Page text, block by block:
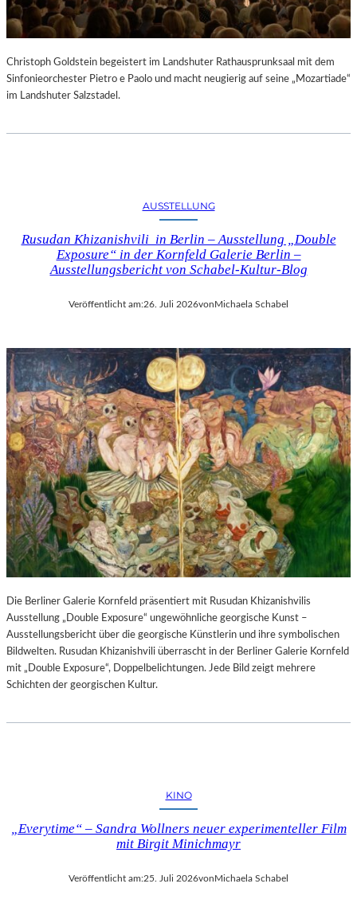
Christoph Goldstein begeistert im Landshuter Rathausprunksaal mit dem
Sinfonieorchester Pietro e Paolo und macht neugierig auf seine „Mozartiade“
im Landshuter Salzstadel.
AUSSTELLUNG
Rusudan Khizanishvili in Berlin – Ausstellung „Double
Exposure“ in der Kornfeld Galerie Berlin –
Ausstellungsbericht von Schabel-Kultur-Blog
Veröffentlicht am:26. Juli 2026von Michaela Schabel
Die Berliner Galerie Kornfeld präsentiert mit Rusudan Khizanishvilis
Ausstellung „Double Exposure“ ungewöhnliche georgische Kunst –
Ausstellungsbericht über die georgische Künstlerin und ihre symbolischen
Bildwelten. Rusudan Khizanishvili überrascht in der Berliner Galerie Kornfeld
mit „Double Exposure“, Doppelbelichtungen. Jede Bild zeigt mehrere
Schichten der georgischen Kultur.
KINO
„Everytime“ – Sandra Wollners neuer experimenteller Film
mit Birgit Minichmayr
Veröffentlicht am:25. Juli 2026von Michaela Schabel